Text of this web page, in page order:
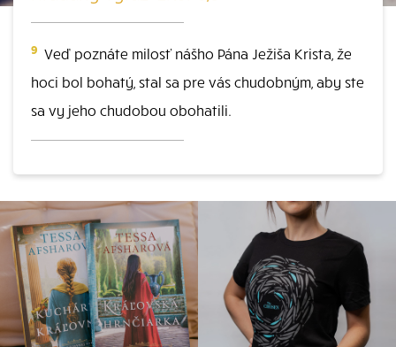
9 Veď poznáte milosť nášho Pána Ježiša Krista, že
hoci bol bohatý, stal sa pre vás chudobným, aby ste
sa vy jeho chudobou obohatili.